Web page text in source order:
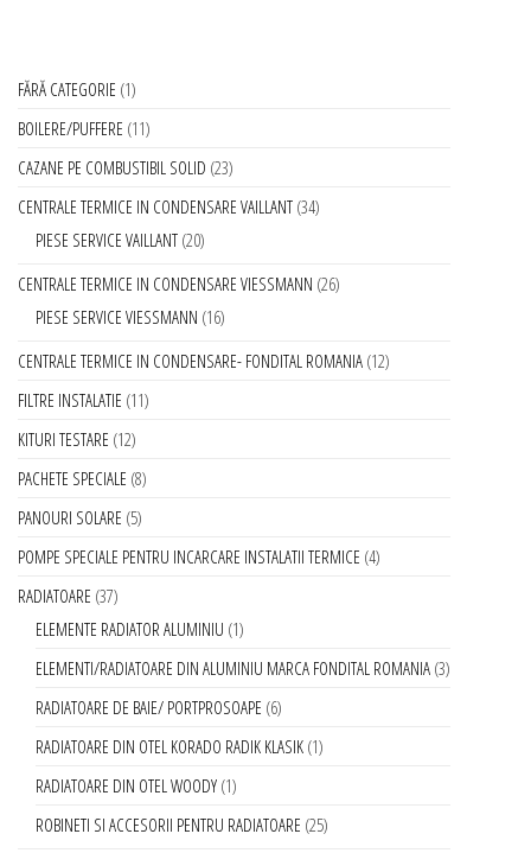
FĂRĂ CATEGORIE 1
BOILERE/PUFFERE 11
CAZANE PE COMBUSTIBIL SOLID 23
CENTRALE TERMICE IN CONDENSARE VAILLANT 34
PIESE SERVICE VAILLANT 20
CENTRALE TERMICE IN CONDENSARE VIESSMANN 26
PIESE SERVICE VIESSMANN 16
CENTRALE TERMICE IN CONDENSARE- FONDITAL ROMANIA 12
FILTRE INSTALATIE 11
KITURI TESTARE 12
PACHETE SPECIALE 8
PANOURI SOLARE 5
POMPE SPECIALE PENTRU INCARCARE INSTALATII TERMICE 4
RADIATOARE 37
ELEMENTE RADIATOR ALUMINIU 1
ELEMENTI/RADIATOARE DIN ALUMINIU MARCA FONDITAL ROMANIA 3
RADIATOARE DE BAIE/ PORTPROSOAPE 6
RADIATOARE DIN OTEL KORADO RADIK KLASIK 1
RADIATOARE DIN OTEL WOODY 1
ROBINETI SI ACCESORII PENTRU RADIATOARE 25